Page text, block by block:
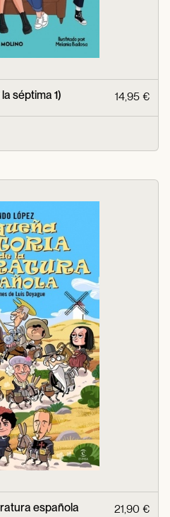
séptima 1) 14,95 €
española 21,90 €